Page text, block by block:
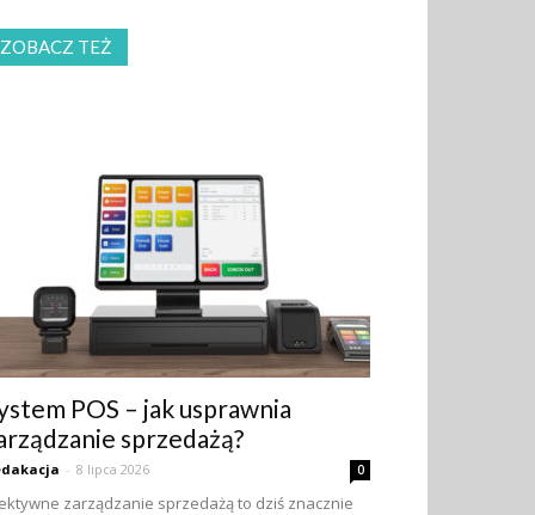
ZOBACZ TEŻ
POS – jak usprawnia
sprzedażą?
- 8 lipca 2026 0
zarządzanie sprzedażą to dziś znacznie